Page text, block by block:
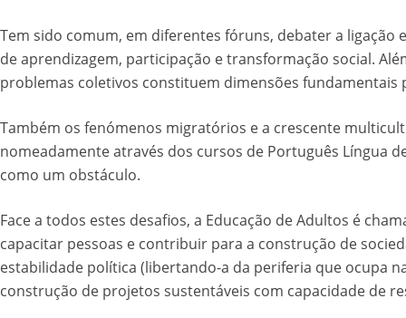
Tem sido comum, em diferentes fóruns, debater a
de aprendizagem, participação e transformação social.
problemas coletivos constituem dimensões
Também os fenómenos migratórios e a crescente
nomeadamente através dos cursos de Português Língua
como um obstáculo.
Face a todos estes desafios, a Educação de Adultos é
capacitar pessoas e contribuir para a construção de
estabilidade política (libertando-a da periferia que ocupa
construção de projetos sustentáveis com capacidade de